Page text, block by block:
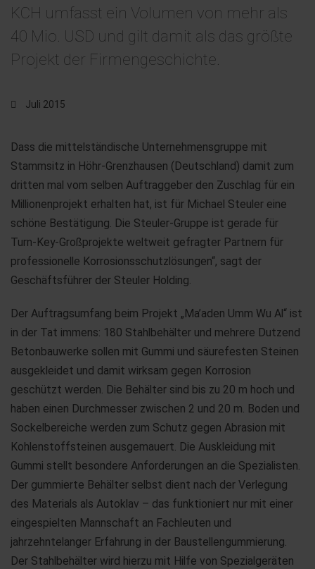
KCH umfasst ein Volumen von mehr als
40 Mio. USD und gilt damit als das größte
Projekt der Firmengeschichte.
Juli 2015
Dass die mittelständische Unternehmensgruppe mit
Stammsitz in Höhr-Grenzhausen (Deutschland) damit zum
dritten mal vom selben Auftraggeber den Zuschlag für ein
Millionenprojekt erhalten hat, ist für Michael Steuler eine
schöne Bestätigung. Die Steuler-Gruppe ist gerade für
Turn-Key-Großprojekte weltweit gefragter Partnern für
professionelle Korrosionsschutzlösungen“, sagt der
Geschäftsführer der Steuler Holding.
Der Auftragsumfang beim Projekt „Ma’aden Umm Wu Al“ ist
in der Tat immens: 180 Stahlbehälter und mehrere Dutzend
Betonbauwerke sollen mit Gummi und säurefesten Steinen
ausgekleidet und damit wirksam gegen Korrosion
geschützt werden. Die Behälter sind bis zu 20 m hoch und
haben einen Durchmesser zwischen 2 und 20 m. Boden und
Sockelbereiche werden zum Schutz gegen Abrasion mit
Kohlenstoffsteinen ausgemauert. Die Auskleidung mit
Gummi stellt besondere Anforderungen an die Spezialisten.
Der gummierte Behälter selbst dient nach der Verlegung
des Materials als Autoklav – das funktioniert nur mit einer
eingespielten Mannschaft an Fachleuten und
jahrzehntelanger Erfahrung in der Baustellengummierung.
Der Stahlbehälter wird hierzu mit Hilfe von Spezialgeräten